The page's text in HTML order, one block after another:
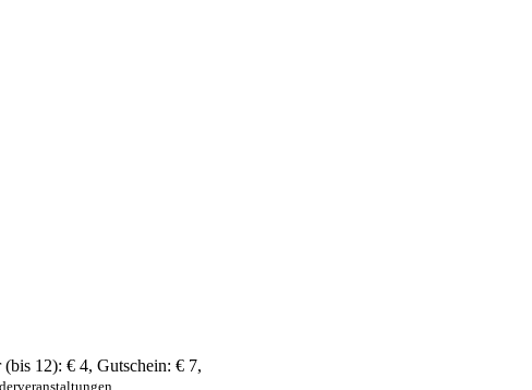
12): € 4, Gutschein: € 7,